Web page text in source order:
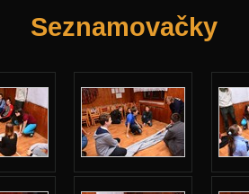
Seznamovačky